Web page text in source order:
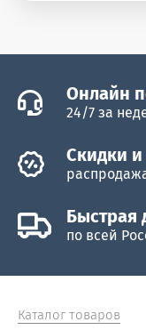
Онлайн
24/7 за
Скидки
Быстрая
по всей
Каталог товаров